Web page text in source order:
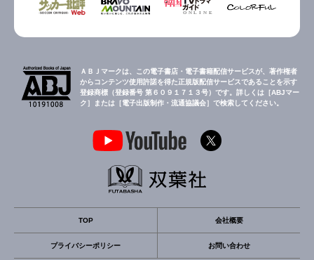
ＡＢＪマークは、この電子書店・電子書籍配信サービスが、著作権者
からコンテンツ使用許諾を得た正規版配信サービスであることを示す
登録商標（登録番号 第６０９１７１３号）です。詳しくは［ABJマー
ク］または［電子出版制作・流通協議会］で検索してください。
TOP 会社概要
プライバシーポリシー お問い合わせ